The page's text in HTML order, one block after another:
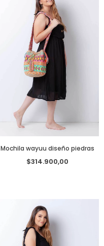
Mochila wayuu diseño piedras
$314.900,00